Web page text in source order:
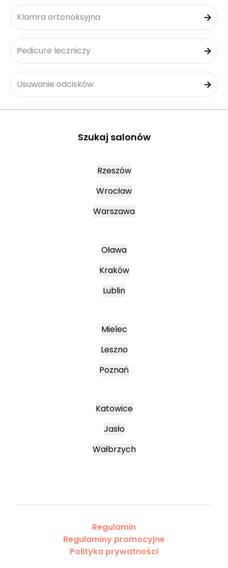
Klamra ortonoksyjna
Pedicure leczniczy
Usuwanie odcisków
Szukaj salonów
Rzeszów
Wrocław
Warszawa
Oława
Kraków
Lublin
Mielec
Leszno
Poznań
Katowice
Jasło
Wałbrzych
Regulamin
Regulaminy promocyjne
Polityka prywatności